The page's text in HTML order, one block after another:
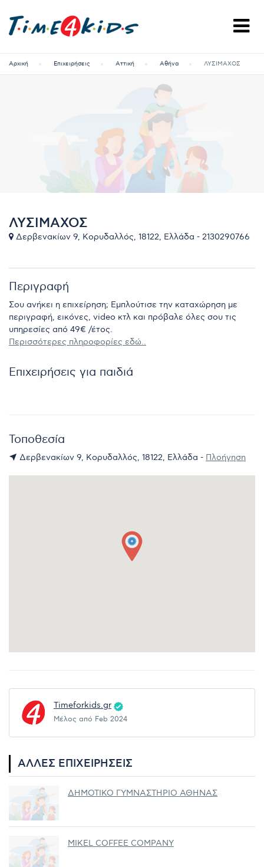
Αρχική Επιχειρήσεις Αττική Αθήνα ΛΥΣΙΜΑΧΟΣ
ΛΥΣΙΜΑΧΟΣ
Δερβενακίων 9, Κορυδαλλός, 18122, Ελλάδα - 2130290766
Περιγραφή
Σου ανήκει η επιχείρηση; Εμπλούτισε την καταχώρηση με
περιγραφή, εικόνες, video κτλ και πρόβαλε όλες σου τις
υπηρεσίες από 49€ /έτος.
Περισσότερες πληροφορίες εδώ..
Επιχειρήσεις για παιδιά
Τοποθεσία
Δερβενακίων 9, Κορυδαλλός, 18122, Ελλάδα - Πλοήγηση
Timeforkids.gr
Μέλος από Feb 2024
ΆΛΛΕΣ ΕΠΙΧΕΙΡΉΣΕΙΣ
ΔΗΜΟΤΙΚΟ ΓΥΜΝΑΣΤΗΡΙΟ ΑΘΗΝΑΣ
MIKEL COFFEE COMPANY